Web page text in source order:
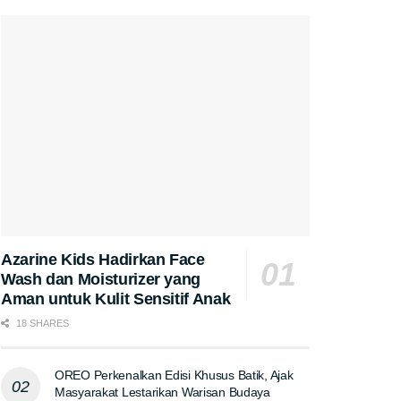
Azarine Kids Hadirkan Face
Wash dan Moisturizer yang
Aman untuk Kulit Sensitif Anak
18 SHARES
OREO Perkenalkan Edisi Khusus Batik, Ajak
Masyarakat Lestarikan Warisan Budaya